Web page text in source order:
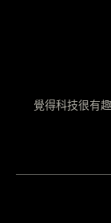
覺得科技很有